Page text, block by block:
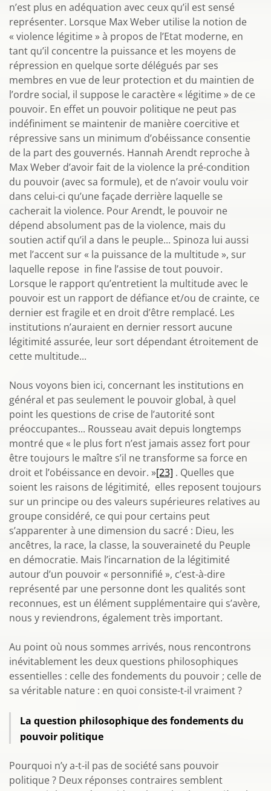
n’est plus en adéquation avec ceux qu’il est sensé
représenter. Lorsque Max Weber utilise la notion de
« violence légitime » à propos de l’Etat moderne, en
tant qu’il concentre la puissance et les moyens de
répression en quelque sorte délégués par ses
membres en vue de leur protection et du maintien de
l’ordre social, il suppose le caractère « légitime » de ce
pouvoir. En effet un pouvoir politique ne peut pas
indéfiniment se maintenir de manière coercitive et
répressive sans un minimum d’obéissance consentie
de la part des gouvernés. Hannah Arendt reproche à
Max Weber d’avoir fait de la violence la pré-condition
du pouvoir (avec sa formule), et de n’avoir voulu voir
dans celui-ci qu’une façade derrière laquelle se
cacherait la violence. Pour Arendt, le pouvoir ne
dépend absolument pas de la violence, mais du
soutien actif qu’il a dans le peuple... Spinoza lui aussi
met l’accent sur « la puissance de la multitude », sur
laquelle repose in fine l’assise de tout pouvoir.
Lorsque le rapport qu’entretient la multitude avec le
pouvoir est un rapport de défiance et/ou de crainte, ce
dernier est fragile et en droit d’être remplacé. Les
institutions n’auraient en dernier ressort aucune
légitimité assurée, leur sort dépendant étroitement de
cette multitude...
Nous voyons bien ici, concernant les institutions en
général et pas seulement le pouvoir global, à quel
point les questions de crise de l’autorité sont
préoccupantes... Rousseau avait depuis longtemps
montré que « le plus fort n’est jamais assez fort pour
être toujours le maître s’il ne transforme sa force en
droit et l’obéissance en devoir. »[23] . Quelles que
soient les raisons de légitimité, elles reposent toujours
sur un principe ou des valeurs supérieures relatives au
groupe considéré, ce qui pour certains peut
s’apparenter à une dimension du sacré : Dieu, les
ancêtres, la race, la classe, la souveraineté du Peuple
en démocratie. Mais l’incarnation de la légitimité
autour d’un pouvoir « personnifié », c’est-à-dire
représenté par une personne dont les qualités sont
reconnues, est un élément supplémentaire qui s’avère,
nous y reviendrons, également très important.
Au point où nous sommes arrivés, nous rencontrons
inévitablement les deux questions philosophiques
essentielles : celle des fondements du pouvoir ; celle de
sa véritable nature : en quoi consiste-t-il vraiment ?
La question philosophique des fondements du
pouvoir politique
Pourquoi n’y a-t-il pas de société sans pouvoir
politique ? Deux réponses contraires semblent